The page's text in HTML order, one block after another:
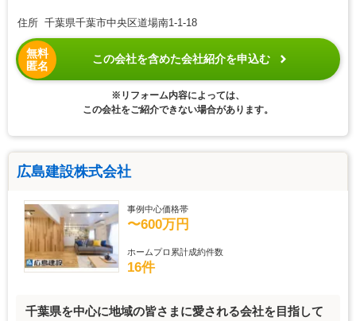
住所 千葉県千葉市中央区道場南1-1-18
無料
匿名
この会社を含めた会社紹介を申込む
※リフォーム内容によっては、
この会社をご紹介できない場合があります。
広島建設株式会社
事例中心価格帯
〜600万円
ホームプロ累計成約件数
16件
千葉県を中心に地域の皆さまに愛される会社を目指して